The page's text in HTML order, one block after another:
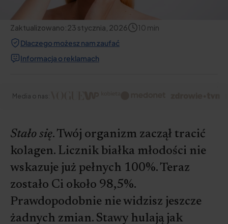
Zaktualizowano:23 stycznia, 2026 10 min
Dlaczego możesz nam zaufać
Informacja o reklamach
Media o nas:
Stało się. Twój organizm zaczął tracić
kolagen. Licznik białka młodości nie
wskazuje już pełnych 100%. Teraz
zostało Ci około 98,5%.
Prawdopodobnie nie widzisz jeszcze
żadnych zmian. Stawy hulają jak